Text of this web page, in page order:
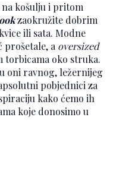
na košulju i pritom
zaokružite dobrim
ili sata. Modne
prošetale, a oversized
oko struka.
oni ravnog, ležernijeg
pobjednici za
kako ćemo ih
koje donosimo u